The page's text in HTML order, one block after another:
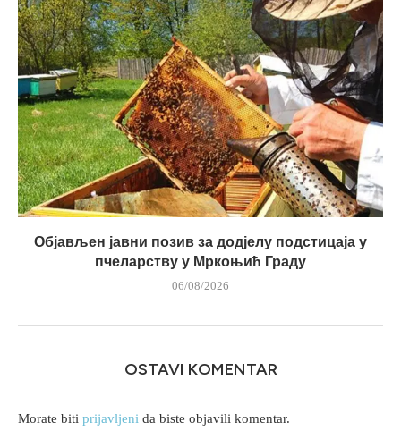
Објављен јавни позив за додјелу подстицаја у
пчеларству у Мркоњић Граду
06/08/2026
OSTAVI KOMENTAR
Morate biti prijavljeni da biste objavili komentar.